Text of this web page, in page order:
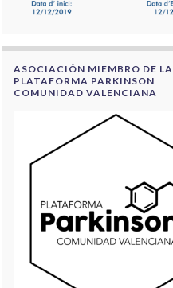
ASOCIACIÓN MIEMBRO DE LA
PLATAFORMA PARKINSON
COMUNIDAD VALENCIANA